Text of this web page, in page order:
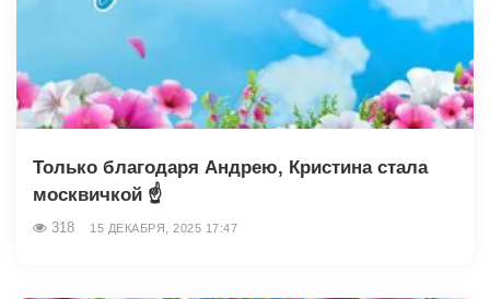
Только благодаря Андрею, Кристина стала
москвичкой ☝️
318 15 ДЕКАБРЯ, 2025 17:47